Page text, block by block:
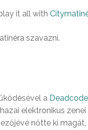
it all with
szavazni.
a
elektronikus zenei
nőtte ki magát,